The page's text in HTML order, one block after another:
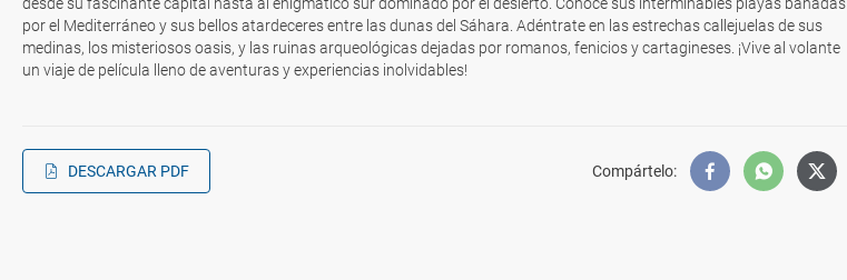
por el Mediterráneo y sus bellos atardeceres entre las dunas del Sáhara. Adéntrate en las estrechas callejuelas de sus
medinas, los misteriosos oasis, y las ruinas arqueológicas dejadas por romanos, fenicios y cartagineses. ¡Vive al volante
un viaje de película lleno de aventuras y experiencias inolvidables!
DESCARGAR PDF Compártelo: